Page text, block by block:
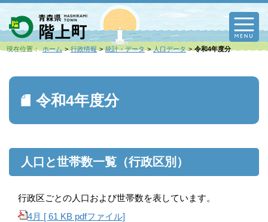
現在位置： ホーム 行政情報 統計・データ 人口データ 令和4年度分
令和4年度分
人口と世帯数一覧（行政区別）
行政区ごとの人口および世帯数を表しています。
4月 [ 61 KB pdfファイル]